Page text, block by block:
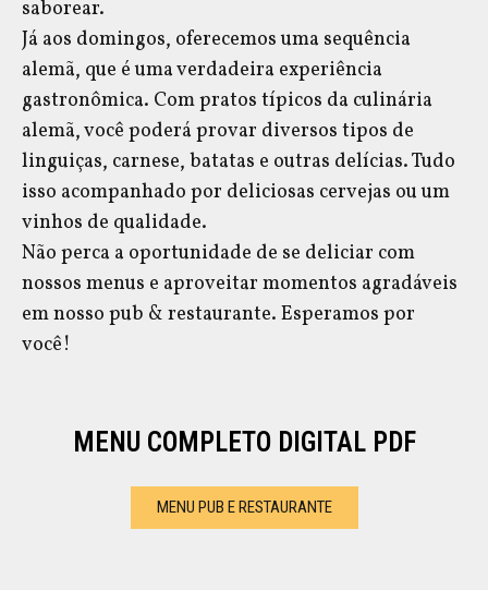
saborear.
Já aos domingos, oferecemos uma sequência
alemã, que é uma verdadeira experiência
gastronômica. Com pratos típicos da culinária
alemã, você poderá provar diversos tipos de
linguiças, carnese, batatas e outras delícias. Tudo
isso acompanhado por deliciosas cervejas ou um
vinhos de qualidade.
Não perca a oportunidade de se deliciar com
nossos menus e aproveitar momentos agradáveis
em nosso pub & restaurante. Esperamos por
você!
MENU COMPLETO DIGITAL PDF
MENU PUB E RESTAURANTE